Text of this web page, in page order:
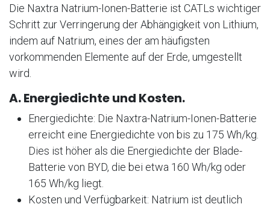
Die Naxtra Natrium-Ionen-Batterie ist CATLs wichtiger
Schritt zur Verringerung der Abhängigkeit von Lithium,
indem auf Natrium, eines der am häufigsten
vorkommenden Elemente auf der Erde, umgestellt
wird.
A. Energiedichte und Kosten.
Energiedichte: Die Naxtra-Natrium-Ionen-Batterie
erreicht eine Energiedichte von bis zu 175 Wh/kg.
Dies ist höher als die Energiedichte der Blade-
Batterie von BYD, die bei etwa 160 Wh/kg oder
165 Wh/kg liegt.
Kosten und Verfügbarkeit: Natrium ist deutlich